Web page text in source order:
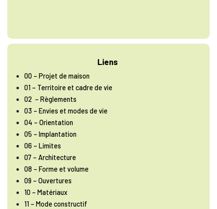
Liens
00 – Projet de maison
01 – Territoire et cadre de vie
02 – Règlements
03 – Envies et modes de vie
04 – Orientation
05 – Implantation
06 – Limites
07 – Architecture
08 – Forme et volume
09 – Ouvertures
10 – Matériaux
11 – Mode constructif